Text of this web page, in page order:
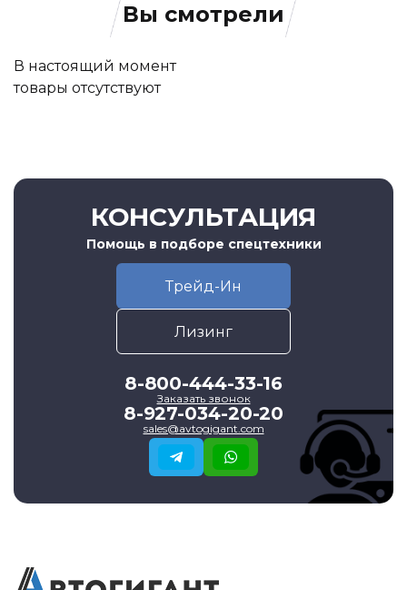
Вы смотрели
В настоящий момент
товары отсутствуют
КОНСУЛЬТАЦИЯ
Помощь в подборе спецтехники
Трейд-Ин
Лизинг
8-800-444-33-16
Заказать звонок
8-927-034-20-20
sales@avtogigant.com